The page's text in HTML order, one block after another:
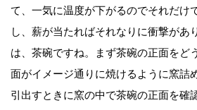
て、一気に温度が下がるのでそれだけ
し、薪が当たればそれなりに衝撃があ
は、茶碗ですね。まず茶碗の正面をど
面がイメージ通りに焼けるように窯詰
引出すときに窯の中で茶碗の正面を確